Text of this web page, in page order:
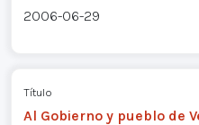
2006-06-29
Título
Al Gobierno y pueblo de